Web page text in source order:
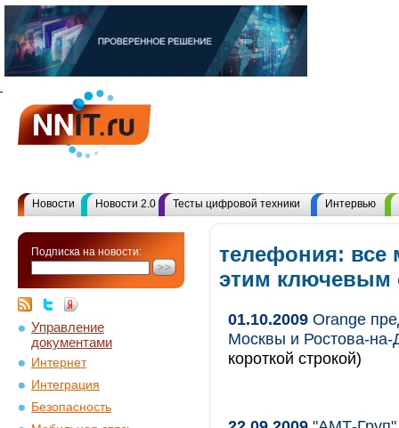
Новости Новости 2.0 Тесты цифровой техники Интервью
Подписка на новости:
Управление
документами
Интернет
Интеграция
Безопасность
телефония: все
этим ключевым
01.10.2009 Orange
Москвы и Ростова-на-
короткой строкой)